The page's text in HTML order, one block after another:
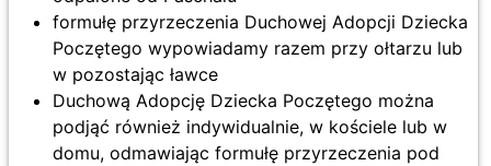
formułę przyrzeczenia Duchowej Adopcji Dziecka
Poczętego wypowiadamy razem przy ołtarzu lub
w pozostając ławce
Duchową Adopcję Dziecka Poczętego można
podjąć również indywidualnie, w kościele lub w
domu, odmawiając formułę przyrzeczenia pod